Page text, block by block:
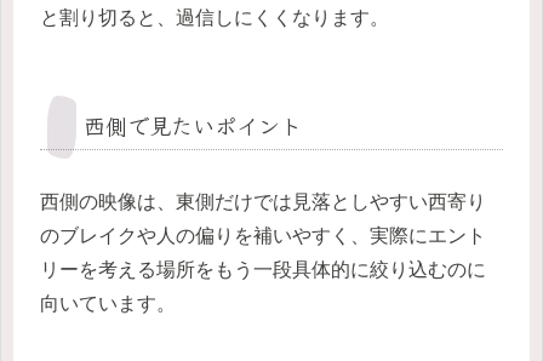
と割り切ると、過信しにくくなります。
西側で見たいポイント
西側の映像は、東側だけでは見落としやすい西寄り
のブレイクや人の偏りを補いやすく、実際にエント
リーを考える場所をもう一段具体的に絞り込むのに
向いています。